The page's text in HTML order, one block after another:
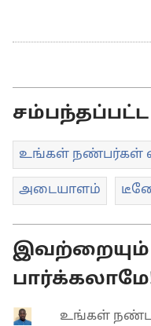
உங்கள் நண்பர்கள்
அடையாளம்
இவற்றையும்
உங்கள்